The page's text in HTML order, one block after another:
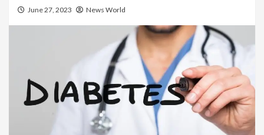
June 27, 2023 News World